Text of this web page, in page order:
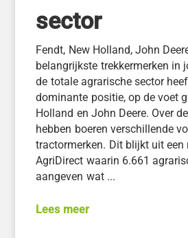
sector
Fendt, New Holland, John
belangrijkste trekkermerken in
de totale agrarische sector
dominante positie, op de voet
Holland en John Deere. Over
hebben boeren verschillende
tractormerken. Dit blijkt uit een
AgriDirect waarin 6.661
aangeven wat ...
Lees meer